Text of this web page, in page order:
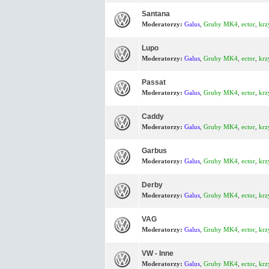
Santana
Moderatorzy: Galus, Gruby MK4, ector,
Lupo
Moderatorzy: Galus, Gruby MK4, ector,
Passat
Moderatorzy: Galus, Gruby MK4, ector,
Caddy
Moderatorzy: Galus, Gruby MK4, ector,
Garbus
Moderatorzy: Galus, Gruby MK4, ector,
Derby
Moderatorzy: Galus, Gruby MK4, ector,
VAG
Moderatorzy: Galus, Gruby MK4, ector,
VW - Inne
Moderatorzy: Galus, Gruby MK4, ector,